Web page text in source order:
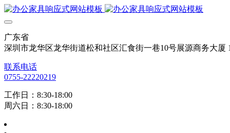
广东省
深圳市龙华区龙华街道松和社区汇食街一巷10号展源商务大厦
联系电话
0755-22220219
工作日：8:30-18:00
周六日：8:30-18:00